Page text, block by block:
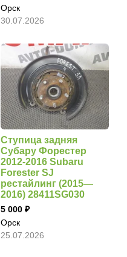
Орск
30.07.2026
Ступица задняя
Субару Форестер
2012-2016 Subaru
Forester SJ
рестайлинг (2015—
2016) 28411SG030
5 000
Орск
25.07.2026